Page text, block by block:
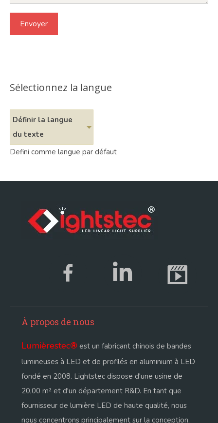
Sélectionnez la langue
Définir la langue
du texte
Defini comme langue par défaut
À propos de nous
Lumièrestec® est un fabricant chinois de bandes
lumineuses à LED et de profilés en aluminium à LED
fondé en 2008. Lightstec dispose d'une usine de
20,00 m² et d'un département R&D. En tant que
fournisseur de lumière LED de haute qualité, nous
nous concentrons principalement sur la conception,